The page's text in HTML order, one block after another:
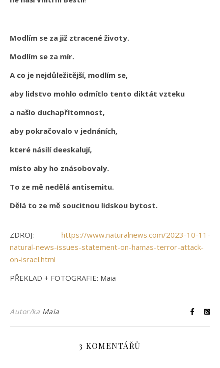
Modlím se za již ztracené životy.
Modlím se za mír.
A co je nejdůležitější, modlím se,
aby lidstvo mohlo odmítlo tento diktát vzteku
a našlo duchapřítomnost,
aby pokračovalo v jednáních,
které násilí deeskalují,
místo aby ho znásobovaly.
To ze mě nedělá antisemitu.
Dělá to ze mě soucitnou lidskou bytost.
ZDROJ: https://www.naturalnews.com/2023-10-11-
natural-news-issues-statement-on-hamas-terror-attack-
on-israel.html
PŘEKLAD + FOTOGRAFIE: Maia
Autor/ka Maia
3 KOMENTÁŘŮ